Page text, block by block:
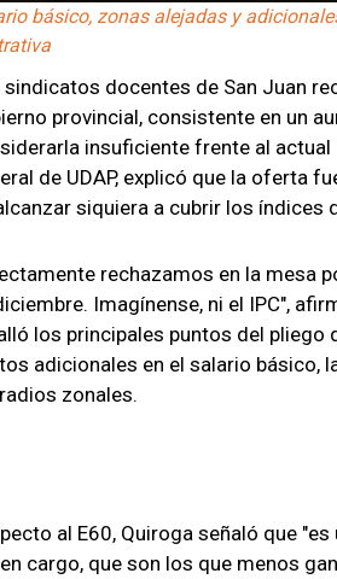
básico, zonas alejadas y
sindicatos docentes de San Juan
provincial, consistente en un
insuficiente frente al
de UDAP, explicó que la oferta
siquiera a cubrir los índices
rechazamos en la mesa
Imagínense, ni el IPC",
los principales puntos del pliego
adicionales en el salario básico,
zonales.
al E60, Quiroga señaló que
cargo, que son los que menos